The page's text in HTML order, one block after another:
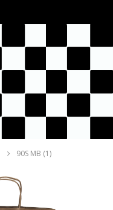
90S MB (1)